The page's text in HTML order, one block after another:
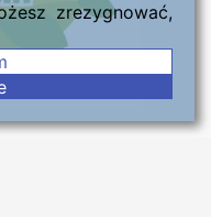
zrezygnować,